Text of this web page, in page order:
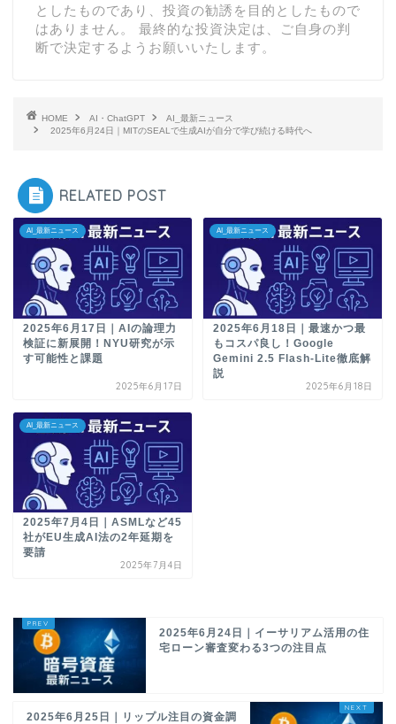
としたものであり、投資の勧誘を目的としたもので
はありません。 最終的な投資決定は、ご自身の判
断で決定するようお願いいたします。
HOME AI・ChatGPT
AI_最新ニュース
2025年6月24日｜MITのSEALで生成AIが自分で学び続ける時代へ
RELATED POST
AI_最新ニュース
2025年6月17日｜AIの論理力
検証に新展開！NYU研究が示
す可能性と課題
2025年6月17日
AI_最新ニュース
2025年6月18日｜最速かつ最
もコスパ良し！Google
Gemini 2.5 Flash-Lite徹底解
説
2025年6月18日
AI_最新ニュース
2025年7月4日｜ASMLなど45
社がEU生成AI法の2年延期を
要請
2025年7月4日
2025年6月24日｜イーサリアム活用の住
宅ローン審査変わる3つの注目点
2025年6月25日｜リップル注目の資金調